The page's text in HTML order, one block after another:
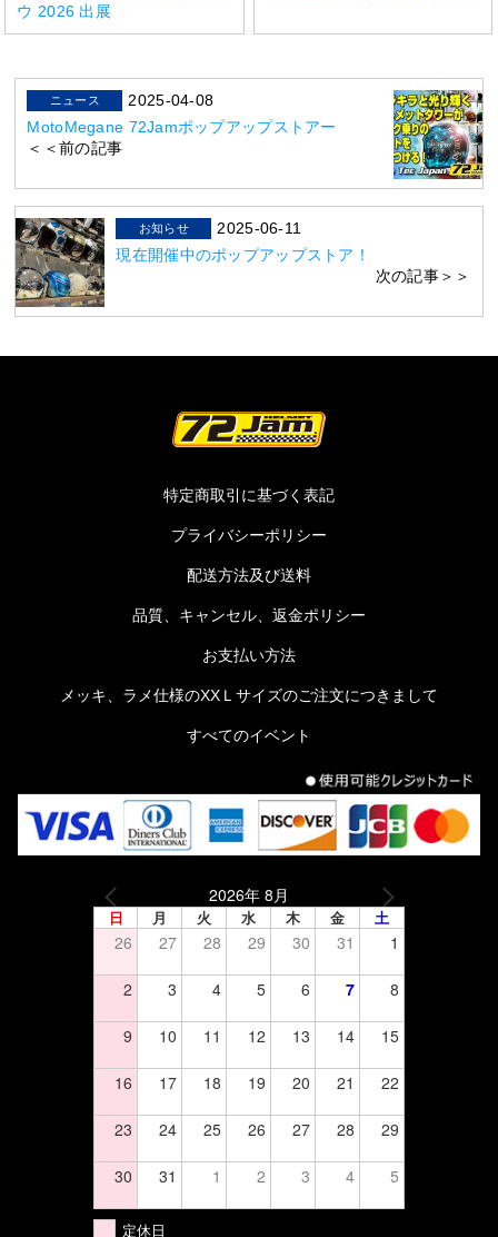
ウ 2026 出展
ニュース
2025-04-08
MotoMegane 72Jamポップアップストアー
＜＜前の記事
お知らせ
2025-06-11
現在開催中のポップアップストア！
次の記事＞＞
特定商取引に基づく表記
プライバシーポリシー
配送方法及び送料
品質、キャンセル、返金ポリシー
お支払い方法
メッキ、ラメ仕様のXXＬサイズのご注文につきまして
すべてのイベント
2026年 8月
日 月 火 水 木 金 土
26 27 28 29 30 31 1
2 3 4 5 6 7 8
9 10 11 12 13 14 15
16 17 18 19 20 21 22
23 24 25 26 27 28 29
30 31 1 2 3 4 5
定休日